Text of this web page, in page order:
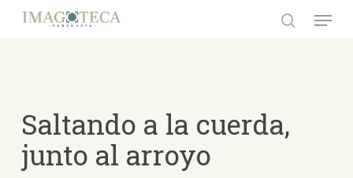
Menu
Saltando a la cuerda,
junto al arroyo